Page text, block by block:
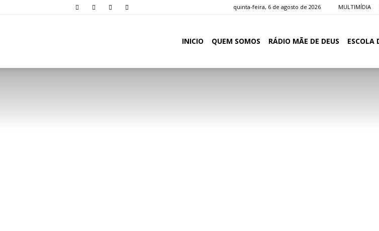
quinta-feira, 6 de agosto de 2026 MULTIMÍDIA
INICIO QUEM SOMOS RÁDIO MÃE DE DEUS ESCOLA